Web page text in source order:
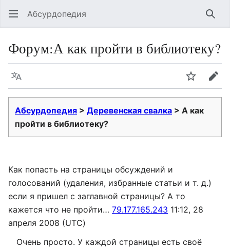
Абсурдопедия
Форум:А как пройти в библиотеку?
Язык
Абсурдопедия > Деревенская свалка > А как
пройти в библиотеку?
Как попасть на страницы обсуждений и
голосований (удаления, избранные статьи и т. д.)
если я пришел с заглавной страницы? А то
кажется что не пройти… 79.177.165.243 11:12, 28
апреля 2008 (UTC)
Очень просто. У каждой страницы есть своё